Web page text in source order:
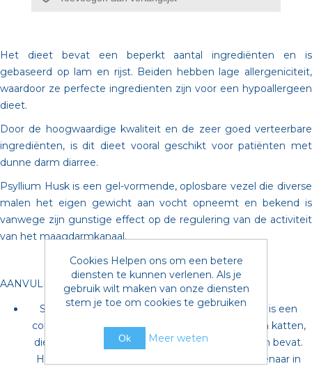
Het dieet bevat een beperkt aantal ingrediënten en is
gebaseerd op lam en rijst. Beiden hebben lage allergeniciteit,
waardoor ze perfecte ingredienten zijn voor een hypoallergeen
dieet.
Door de hoogwaardige kwaliteit en de zeer goed verteerbare
ingrediënten, is dit dieet vooral geschikt voor patiënten met
dunne darm diarree.
Psyllium Husk is een gel-vormende, oplosbare vezel die diverse
malen het eigen gewicht aan vocht opneemt en bekend is
vanwege zijn gunstige effect op de regulering van de activiteit
van het maagdarmkanaal.
AANVULLENDE INFORMATIE
SPECIFIC® FDW Food Allergen Management is een
compleet, uitgebalanceerd dieet voor volwassen katten,
die slechts een zeer beperkt aantal ingrediënten bevat.
Het dieet is gemakkelijk in gebruik voor de eigenaar in
Cookies Helpen ons om een betere
diensten te kunnen verlenen. Als je
gebruik wilt maken van onze diensten
stem je toe om cookies te gebruiken
Ok Meer weten